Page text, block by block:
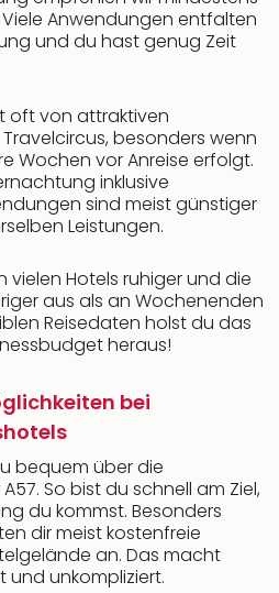
Anwendungen entfalten
und du hast genug Zeit
oft von attraktiven
besonders wenn
Wochen vor Anreise erfolgt.
inklusive
sind meist günstiger
Leistungen.
vielen Hotels ruhiger und die
aus als an Wochenenden
Reisedaten holst du das
heraus!
bei
bequem über die
So bist du schnell am Ziel,
du kommst. Besonders
dir meist kostenfreie
an. Das macht
und unkompliziert.